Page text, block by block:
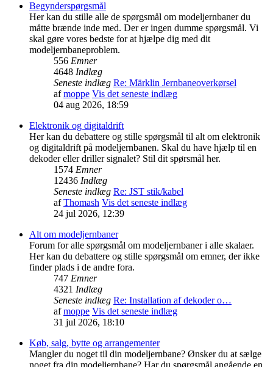
Begynderspørgsmål
Her kan du stille alle de spørgsmål om modeljernbaner du
måtte brænde inde med. Der er ingen dumme spørgsmål. Vi
skal gøre vores bedste for at hjælpe dig med dit
modeljernbaneproblem.
556 Emner
4648 Indlæg
Seneste indlæg Re: Märklin Jernbaneoverkørsel
afmoppe Vis det seneste indlæg
04 aug 2026, 18:59
Elektronik og digitaldrift
Her kan du debattere og stille spørgsmål til alt om elektronik
og digitaldrift på modeljernbanen. Skal du have hjælp til en
dekoder eller driller signalet? Stil dit spørsmål her.
1574 Emner
12436 Indlæg
Seneste indlæg Re: JST stik/kabel
afThomash Vis det seneste indlæg
24 jul 2026, 12:39
Alt om modeljernbaner
Forum for alle spørgsmål om modeljernbaner i alle skalaer.
Her kan du debattere og stille spørgsmål om emner, der ikke
finder plads i de andre fora.
747 Emner
4321 Indlæg
Seneste indlæg Re: Installation af dekoder o…
afmoppe Vis det seneste indlæg
31 jul 2026, 18:10
Køb, salg, bytte og arrangementer
Mangler du noget til din modeljernbane? Ønsker du at sælge